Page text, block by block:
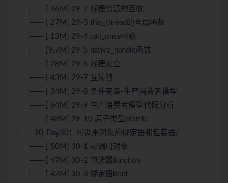
│ ├── [ 36M] 29-2 线程资源的回收
│ ├── [ 27M] 29-3 this_thread的全局函数
│ ├── [ 13M] 29-4 call_once函数
│ ├── [9.7M] 29-5 native_handle函数
│ ├── [ 28M] 29-6 线程安全
│ ├── [ 43M] 29-7 互斥锁
│ ├── [ 34M] 29-8 条件变量-生产消费者模型
│ ├── [ 64M] 29-9 生产消费者模型代码分析
│ └── [ 48M] 29-10 原子类型atomic
├── 30-Day30：可调用对象的绑定器和包装器/
│ ├── [ 50M] 30-1 可调用对象
│ ├── [ 47M] 30-2 包装器function
│ ├── [ 42M] 30-3 绑定器bind